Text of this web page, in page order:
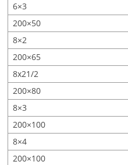
6×3
200×50
8×2
200×65
8x21/2
200×80
8×3
200×100
8×4
200×100